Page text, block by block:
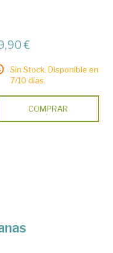
€
Sin Stock. Disponible en
7/10 días.
COMPRAR